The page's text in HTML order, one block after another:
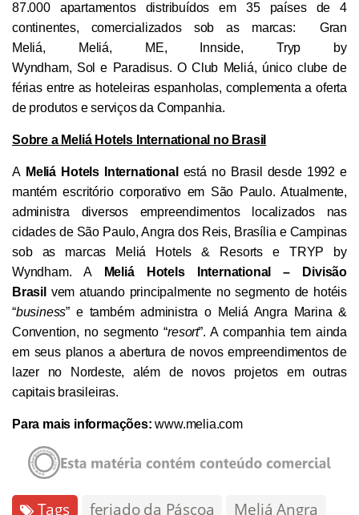
87.000 apartamentos distribuídos em 35 países de 4
continentes, comercializados sob as marcas: Gran
Meliá, Meliá, ME, Innside,Tryp by
Wyndham, Sol e Paradisus. O Club Meliá, único clube de
férias entre as hoteleiras espanholas, complementa a oferta
de produtos e serviços da Companhia.
Sobre a Meliá Hotels International no Brasil
A Meliá Hotels International está no Brasil desde 1992 e
mantém escritório corporativo em São Paulo. Atualmente,
administra diversos empreendimentos localizados nas
cidades de São Paulo, Angra dos Reis, Brasília e Campinas
sob as marcas Meliá Hotels & Resorts e TRYP by
Wyndham. A
Meliá Hotels International – Divisão
Brasil vem atuando principalmente no segmento de hotéis
“business” e também administra o Meliá Angra Marina &
Convention, no segmento “resort”. A companhia tem ainda
em seus planos a abertura de novos empreendimentos de
lazer no Nordeste, além de novos projetos em outras
capitais brasileiras.
Para mais informações:www.melia.com
Tags feriado da Páscoa Meliá Angra